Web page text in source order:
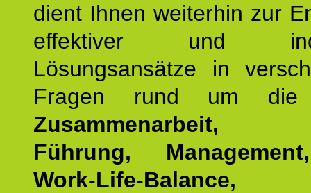
dient Ihnen weiterhin zur
effektiver und
Lösungsansätze in
Fragen rund um die
Zusammenarbeit,
Führung,
Work-Life-Balance,